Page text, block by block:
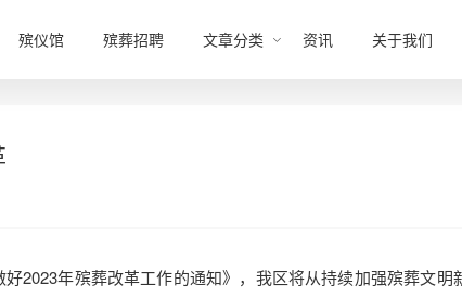
殡仪馆 殡葬招聘 文章分类 资讯 关于我们
2023年殡葬改革工作的通知》，我区将从持续加强殡葬文明